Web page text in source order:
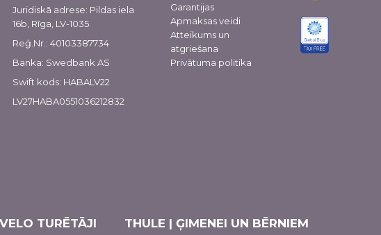
Juridiskā adrese: Pildas iela
16b, Rīga, LV-1035
Reģ.Nr.: 40103387734
Banka: Swedbank AS
Swift kods: HABALV22
LV27HABA0551036212832
Garantijas
Apmaksas veidi
Atteikums un
atgriešana
Privātuma politika
TURĒTĀJI THULE | ĢIMENEI UN BĒRNIEM